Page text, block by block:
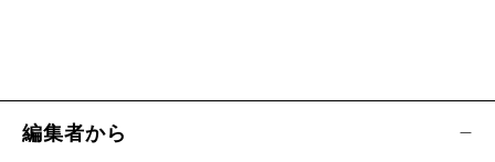
編集者から